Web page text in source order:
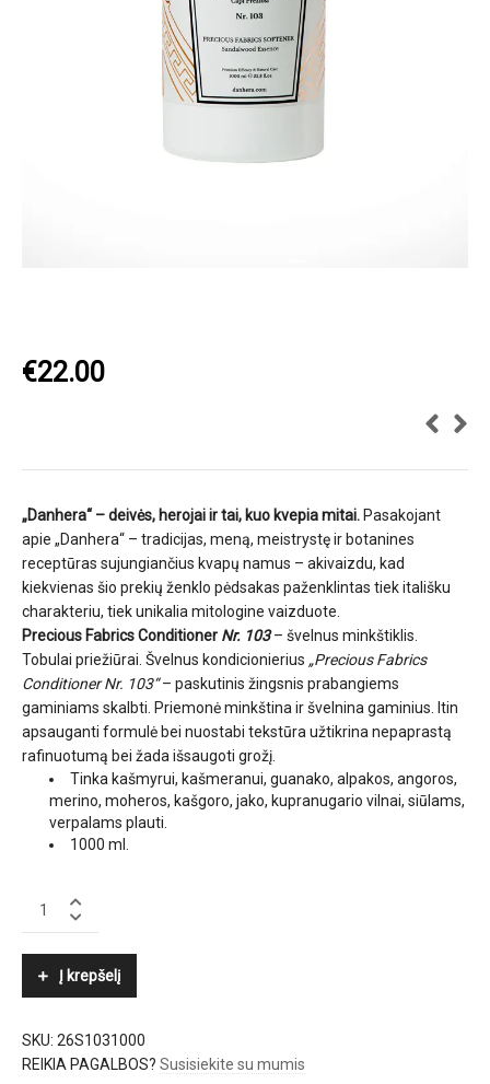
€22.00
„Danhera“ – deivės, herojai ir tai, kuo kvepia mitai. Pasakojant
apie „Danhera“ – tradicijas, meną, meistrystę ir botanines
receptūras sujungiančius kvapų namus – akivaizdu, kad
kiekvienas šio prekių ženklo pėdsakas paženklintas tiek itališku
charakteriu, tiek unikalia mitologine vaizduote.
Precious Fabrics Conditioner Nr. 103– švelnus minkštiklis.
Tobulai priežiūrai. Švelnus kondicionierius „Precious Fabrics
Conditioner Nr. 103“– paskutinis žingsnis prabangiems
gaminiams skalbti. Priemonė minkština ir švelnina gaminius. Itin
apsauganti formulė bei nuostabi tekstūra užtikrina nepaprastą
rafinuotumą bei žada išsaugoti grožį.
Tinka kašmyrui, kašmeranui, guanako, alpakos, angoros,
merino, moheros, kašgoro, jako, kupranugario vilnai, siūlams,
verpalams plauti.
1000 ml.
PRABANGUS
KONDICIONIERIUS
„DANHERA“
Į krepšelį
SKU: 26S1031000
REIKIA PAGALBOS? Susisiekite su mumis